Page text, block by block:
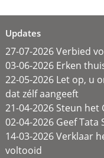
Updates
27-07-2026 Verbied
03-06-2026 Erken
22-05-2026 Let op, u
dat zélf aangeeft
21-04-2026 Steun
02-04-2026 Geef
14-03-2026 Verklaar
voltooid